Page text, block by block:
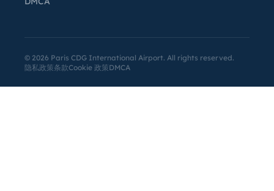
© 2026 Paris CDG International Airport. All rights reserved.
隐私政策条款Cookie 政策DMCA